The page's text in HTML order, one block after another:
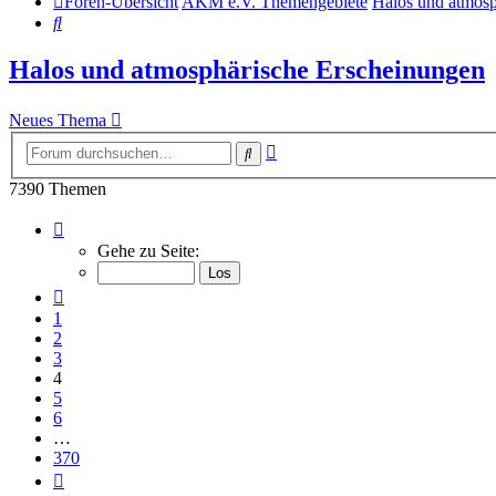
Suche
Halos und atmosphärische Erscheinungen
Neues Thema
Suche
7390 Themen
von
Gehe zu Seite:
1
2
3
4
5
6
…
370